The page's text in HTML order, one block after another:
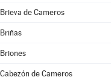
Brieva de Cameros
Briñas
Briones
Cabezón de Cameros